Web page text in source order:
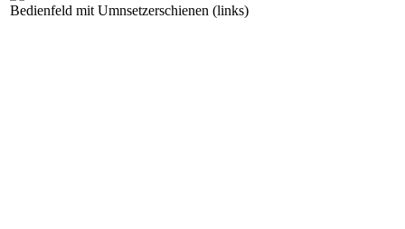
Bedienfeld mit Umnsetzerschienen (links)